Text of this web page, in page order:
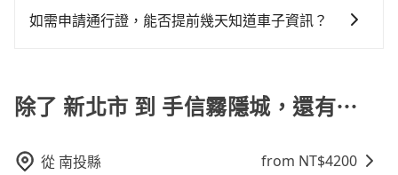
偏找不到停車位，對於急著用車或者要載其他乘客的人
載行李時，就顯得非常不便。
不限單程或來回。
中長程提供最優惠的價格。 (3) 全台服務，不分城市與郊
如需申請通行證，能否提前幾天知道車子資訊？
在用車前一天才開始安排車輛，並於用車前一天晚上8點
提供服務司機和車輛資訊。如果您有特殊的用車需求，
booking@tripool.app，將有專人協助回覆確認是否能
除了 新北市 到 手信霧隱城，還有⋯
從 南投縣 from NT$4200